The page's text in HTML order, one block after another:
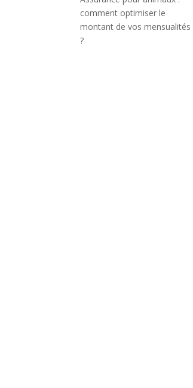
comment optimiser le
montant de vos mensualités
?